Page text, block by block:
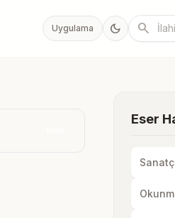
Uygulama dark_mode search
Eser